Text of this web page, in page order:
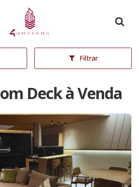
Página inicial
Filtrar
Deck à Venda